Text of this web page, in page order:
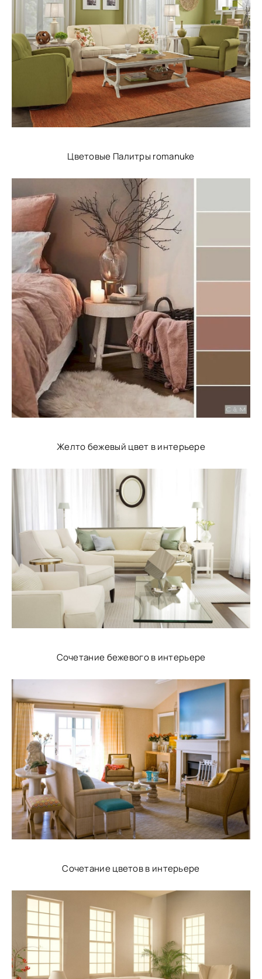
Цветовые Палитры romanuke
Желто бежевый цвет в интерьере
Сочетание бежевого в интерьере
Сочетание цветов в интерьере